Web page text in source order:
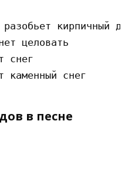
кирпичный
целовать
снег
в песне